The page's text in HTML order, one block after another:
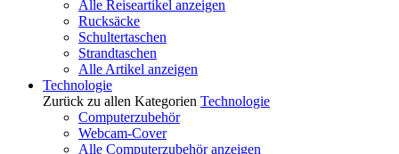
Alle Reiseartikel anzeigen
Rucksäcke
Schultertaschen
Strandtaschen
Alle Artikel anzeigen
Technologie
Zurück zu allen Kategorien Technologie
Computerzubehör
Webcam-Cover
Alle Computerzubehör anzeigen